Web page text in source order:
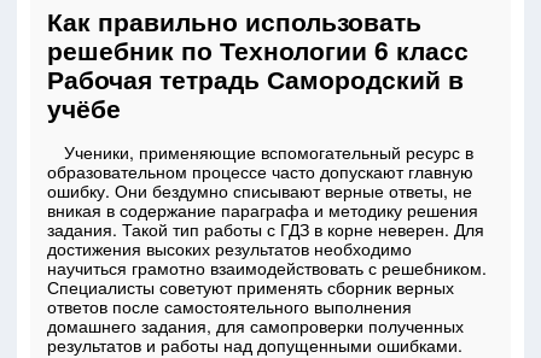
Как правильно использовать
решебник по Технологии 6 класс
Рабочая тетрадь Самородский в
учёбе
Ученики, применяющие вспомогательный ресурс в
образовательном процессе часто допускают главную
ошибку. Они бездумно списывают верные ответы, не
вникая в содержание параграфа и методику решения
задания. Такой тип работы с ГДЗ в корне неверен. Для
достижения высоких результатов необходимо
научиться грамотно взаимодействовать с решебником.
Специалисты советуют применять сборник верных
ответов после самостоятельного выполнения
домашнего задания, для самопроверки полученных
результатов и работы над допущенными ошибками.